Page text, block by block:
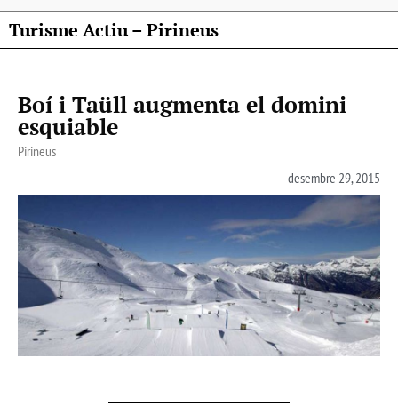
Turisme Actiu – Pirineus
Boí i Taüll augmenta el domini
esquiable
Pirineus
desembre 29, 2015